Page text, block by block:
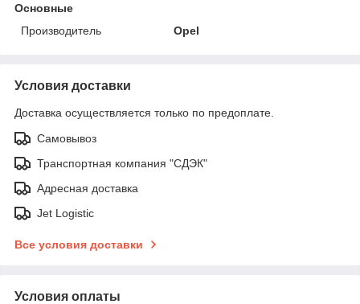
Основные
Производитель
Opel
Условия доставки
Доставка осуществляется только по предоплате.
Самовывоз
Транспортная компания "СДЭК"
Адресная доставка
Jet Logistic
Все условия доставки
Условия оплаты